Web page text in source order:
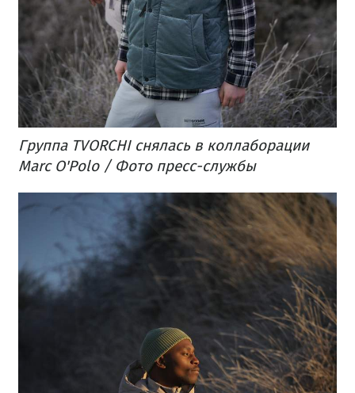
Группа TVORCHI снялась в коллаборации
Marc O'Polo / Фото пресс-службы